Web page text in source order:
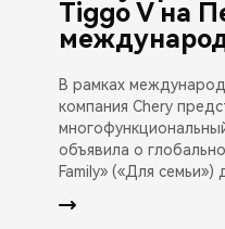
Tiggo V на
В рамках
компания Chery
объявила о
Family» («Для семьи»)